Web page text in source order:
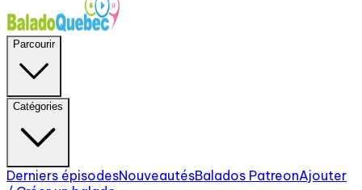
Parcourir
Catégories
Derniers épisodesNouveautésBalados PatreonAjouter